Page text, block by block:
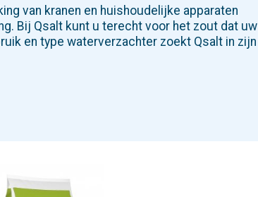
van kranen en huishoudelijke apparaten
Bij Qsalt kunt u terecht voor het zout dat uw
en type waterverzachter zoekt Qsalt in zijn